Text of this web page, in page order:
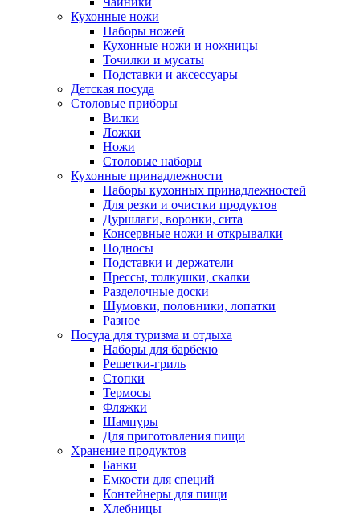
Кухонные ножи
Наборы ножей
Кухонные ножи и ножницы
Точилки и мусаты
Подставки и аксессуары
Детская посуда
Столовые приборы
Вилки
Ложки
Ножи
Столовые наборы
Кухонные принадлежности
Наборы кухонных принадлежностей
Для резки и очистки продуктов
Дуршлаги, воронки, сита
Консервные ножи и открывалки
Подносы
Подставки и держатели
Прессы, толкушки, скалки
Разделочные доски
Шумовки, половники, лопатки
Разное
Посуда для туризма и отдыха
Наборы для барбекю
Решетки-гриль
Стопки
Термосы
Фляжки
Шампуры
Для приготовления пищи
Хранение продуктов
Банки
Емкости для специй
Контейнеры для пищи
Хлебницы